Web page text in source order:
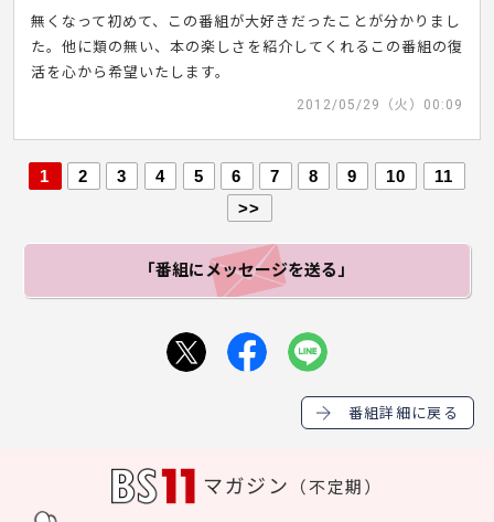
無くなって初めて、この番組が大好きだったことが分かりまし
た。他に類の無い、本の楽しさを紹介してくれるこの番組の復
活を心から希望いたします。
2012/05/29（火）00:09
1 2 3 4 5 6 7 8 9 10
11
>>
「番組にメッセージを送る」
番組詳細に戻る
マガジン （不定期）